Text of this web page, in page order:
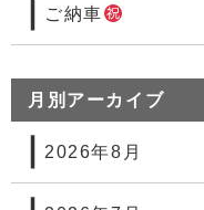
ご納車
月別アーカイブ
2026年8月